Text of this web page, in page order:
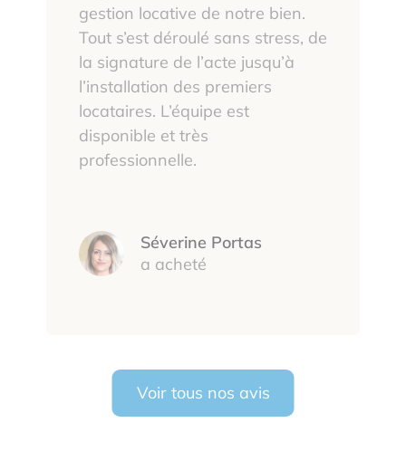
gestion locative de notre bien.
Tout s’est déroulé sans stress, de
la signature de l’acte jusqu’à
l’installation des premiers
locataires. L’équipe est
disponible et très
professionnelle.
Séverine Portas
a acheté
Voir tous nos avis